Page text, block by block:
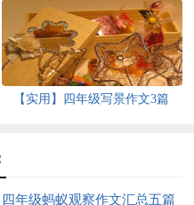
篇
【实用】四年级写景作文3篇
四年级蚂蚁观察作文汇总五篇